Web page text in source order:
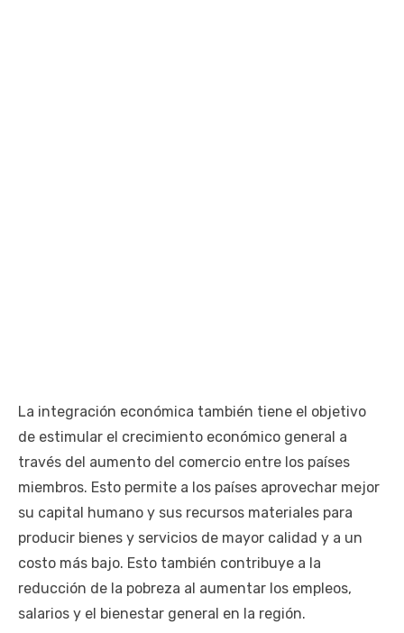
La integración económica también tiene el objetivo
de estimular el crecimiento económico general a
través del aumento del comercio entre los países
miembros. Esto permite a los países aprovechar mejor
su capital humano y sus recursos materiales para
producir bienes y servicios de mayor calidad y a un
costo más bajo. Esto también contribuye a la
reducción de la pobreza al aumentar los empleos,
salarios y el bienestar general en la región.